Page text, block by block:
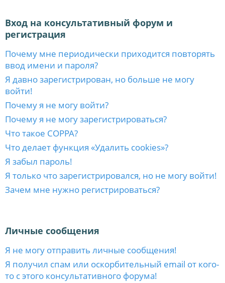
Вход на консультативный форум и
регистрация
Почему мне периодически приходится повторять
ввод имени и пароля?
Я давно зарегистрирован, но больше не могу
войти!
Почему я не могу войти?
Почему я не могу зарегистрироваться?
Что такое COPPA?
Что делает функция «Удалить cookies»?
Я забыл пароль!
Я только что зарегистрировался, но не могу войти!
Зачем мне нужно регистрироваться?
Личные сообщения
Я не могу отправить личные сообщения!
Я получил спам или оскорбительный email от кого-
то с этого консультативного форума!